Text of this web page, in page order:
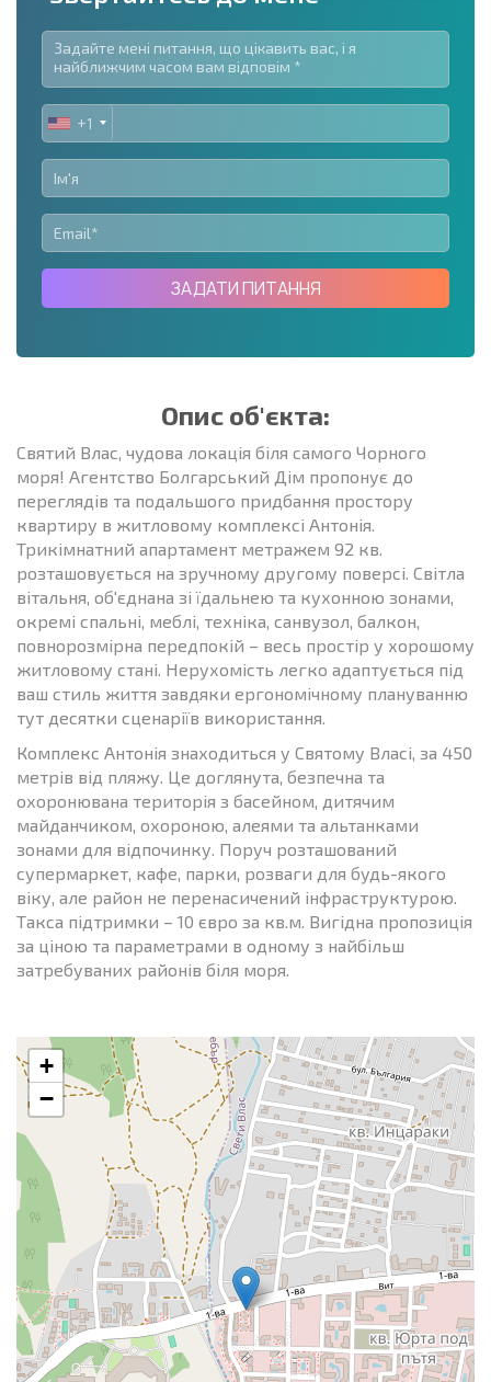
UNITED
STATES
+1
+1
ЗАДАТИ ПИТАННЯ
Опис об'єкта:
Святий Влас, чудова локація біля самого Чорного
моря! Агентство Болгарський Дім пропонує до
переглядів та подальшого придбання простору
квартиру в житловому комплексі Антонія.
Трикімнатний апартамент метражем 92 кв.
розташовується на зручному другому поверсі. Світла
вітальня, об'єднана зі їдальнею та кухонною зонами,
окремі спальні, меблі, техніка, санвузол, балкон,
повнорозмірна передпокій – весь простір у хорошому
житловому стані. Нерухомість легко адаптується під
ваш стиль життя завдяки ергономічному плануванню
тут десятки сценаріїв використання.
Комплекс Антонія знаходиться у Святому Власі, за 450
метрів від пляжу. Це доглянута, безпечна та
охоронювана територія з басейном, дитячим
майданчиком, охороною, алеями та альтанками
зонами для відпочинку. Поруч розташований
супермаркет, кафе, парки, розваги для будь-якого
віку, але район не перенасичений інфраструктурою.
Такса підтримки – 10 євро за кв.м. Вигідна пропозиція
за ціною та параметрами в одному з найбільш
затребуваних районів біля моря.
+
−